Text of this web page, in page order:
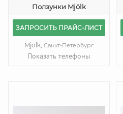
Ползунки Mjölk
ЗАПРОСИТЬ ПРАЙС-ЛИСТ
Mjolk, Санкт-Петербург
Показать телефоны